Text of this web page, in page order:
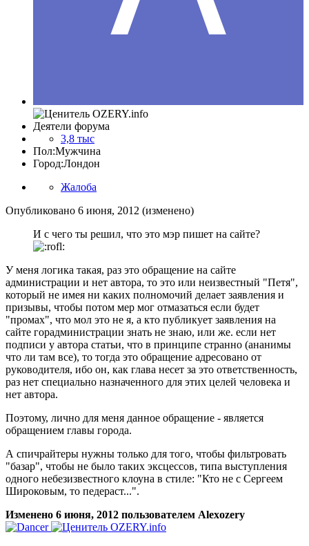
Деятели форума
3,8 тыс
Пол:Мужчина
Город:Лондон
Жалоба
Опубликовано 6 июня, 2012 (изменено)
И с чего ты решил, что это мэр пишет на сайте?
У меня логика такая, раз это обращение на сайте
администрации и нет автора, то это или неизвестный "Петя",
который не имея ни каких полномочий делает заявления и
призывы, чтобы потом мер мог отмазаться если будет
"промах", что мол это не я, а кто публикует заявления на
сайте горадминистрации знать не знаю, или же. если нет
подписи у автора статьи, что в принципе странно (ананимы
что ли там все), то тогда это обращение адресовано от
руководителя, ибо он, как глава несет за это ответственность,
раз нет специально назначенного для этих целей человека и
нет автора.
Поэтому, лично для меня данное обращение - является
обращением главы города.
А спичрайтеры нужны только для того, чтобы фильтровать
"базар", чтобы не было таких эксцессов, типа выступления
одного небезизвестного клоуна в стиле: "Кто не с Сергеем
Широковым, то педераст...".
Изменено 6 июня, 2012 пользователем Alexozery